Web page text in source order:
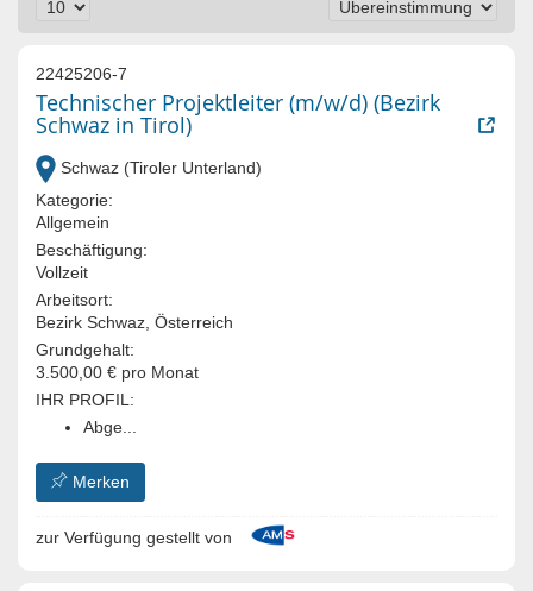
22425206-7
Technischer Projektleiter (m/w/d) (Bezirk
Schwaz in Tirol)
Schwaz (Tiroler Unterland)
Kategorie:
Allgemein
Beschäftigung:
Vollzeit
Arbeitsort:
Bezirk Schwaz, Österreich
Grundgehalt:
3.500,00 € pro Monat
IHR PROFIL:
Abge...
Merken
zur Verfügung gestellt von